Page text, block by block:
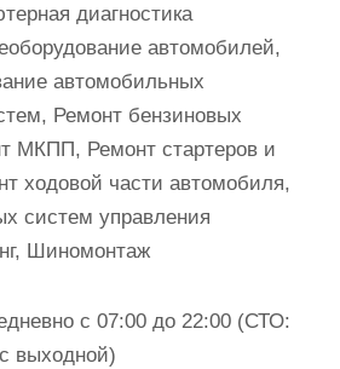
диагностика
автомобилей,
автомобильных
Ремонт бензиновых
МКПП, Ремонт стартеров и
ходовой части автомобиля,
систем управления
Шиномонтаж
с 07:00 до 22:00 (СТО:
выходной)